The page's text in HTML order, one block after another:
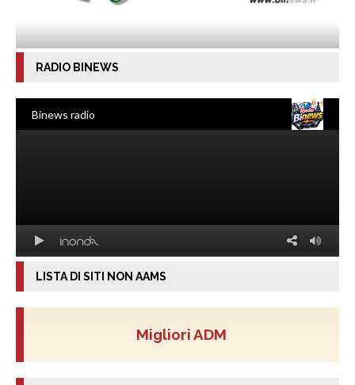
RADIO BINEWS
LISTA DI SITI NON AAMS
Migliori ADM